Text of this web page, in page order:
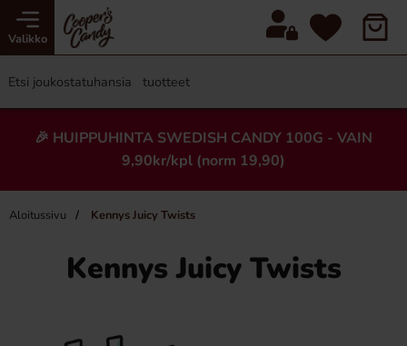
Valikko
🎉 HUIPPUHINTA SWEDISH CANDY 100G - VAIN
9,90kr/kpl (norm 19,90)
Aloitussivu Kennys Juicy Twists
Kennys Juicy Twists